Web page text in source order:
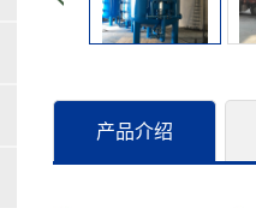
产品介绍